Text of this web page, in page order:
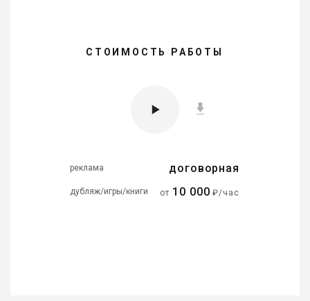
СТОИМОСТЬ РАБОТЫ
реклама договорная
дубляж/игры/книги от 10 000 ₽/час